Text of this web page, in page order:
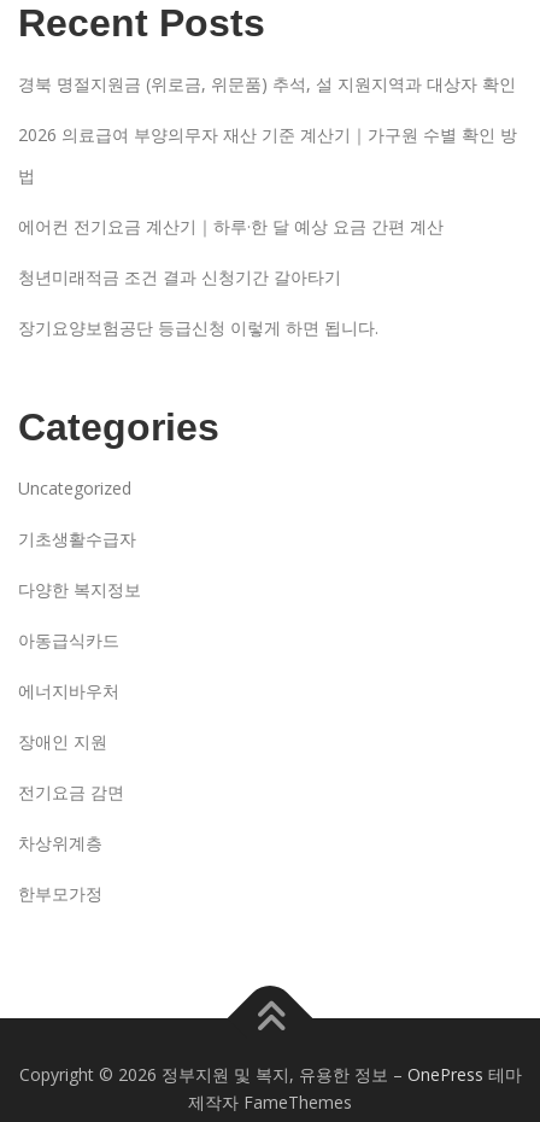
Recent Posts
경북 명절지원금 (위로금, 위문품) 추석, 설 지원지역과 대상자 확인
2026 의료급여 부양의무자 재산 기준 계산기｜가구원 수별 확인 방
법
에어컨 전기요금 계산기｜하루·한 달 예상 요금 간편 계산
청년미래적금 조건 결과 신청기간 갈아타기
장기요양보험공단 등급신청 이렇게 하면 됩니다.
Categories
Uncategorized
기초생활수급자
다양한 복지정보
아동급식카드
에너지바우처
장애인 지원
전기요금 감면
차상위계층
한부모가정
Copyright © 2026 정부지원 및 복지, 유용한 정보 – OnePress 테마
제작자 FameThemes